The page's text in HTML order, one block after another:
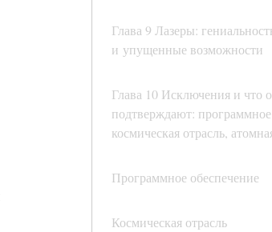
Глава 9 Лазеры:
и упущенные возможности
Глава 10 Исключения и что
подтверждают:
космическая отрасль,
Программное обеспечение
Космическая отрасль